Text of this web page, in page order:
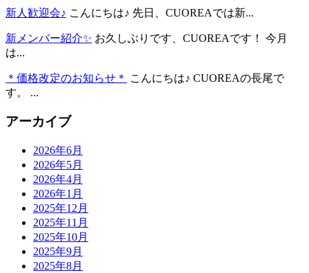
新人歓迎会♪ こんにちは♪ 先日、CUOREAでは新...
新メンバー紹介✨ お久しぶりです、CUOREAです！ 今月
は...
＊価格改定のお知らせ＊
こんにちは♪ CUOREAの長尾で
す。 ...
アーカイブ
2026年6月
2026年5月
2026年4月
2026年1月
2025年12月
2025年11月
2025年10月
2025年9月
2025年8月